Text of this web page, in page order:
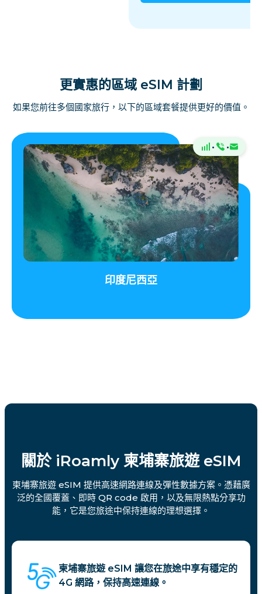
更實惠的區域 eSIM 計劃
如果您前往多個國家旅行，以下的區域套餐提供更好的價值。
· ·
印度尼西亞
關於 iRoamly 柬埔寨旅遊 eSIM
柬埔寨旅遊 eSIM 提供高速網路連線及彈性數據方案。憑藉廣
泛的全國覆蓋、即時 QR code 啟用，以及無限熱點分享功
能，它是您旅途中保持連線的理想選擇。
柬埔寨旅遊 eSIM 讓您在旅途中享有穩定的
4G 網路，保持高速連線。